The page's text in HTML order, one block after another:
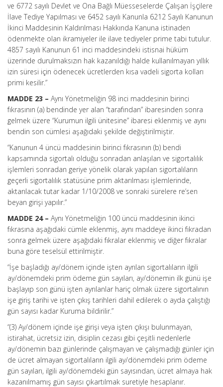
ve 6772 sayılı Devlet ve Ona Bağlı Müesseselerde Çalışan İşçilere
İlave Tediye Yapılması ve 6452 sayılı Kanunla 6212 Sayılı Kanunun
İkinci Maddesinin Kaldırılması Hakkında Kanuna istinaden
ödenmekte olan ikramiyeler ile ilave tediyeler prime tabi tutulur.
4857 sayılı Kanunun 61 inci maddesindeki istisnai hüküm
üzerinde durulmaksızın hak kazanıldığı halde kullanılmayan yıllık
izin süresi için ödenecek ücretlerden kısa vadeli sigorta kolları
primi kesilir.”
MADDE 23 – Aynı Yönetmeliğin 98 inci maddesinin birinci
fıkrasının (a) bendinde yer alan “tarafından” ibaresinden sonra
gelmek üzere “Kurumun ilgili ünitesine” ibaresi eklenmiş ve aynı
bendin son cümlesi aşağıdaki şekilde değiştirilmiştir.
“Kanunun 4 üncü maddesinin birinci fıkrasının (b) bendi
kapsamında sigortalı olduğu sonradan anlaşılan ve sigortalılık
işlemleri sonradan geriye yönelik olarak yapılan sigortalıların
geçerli sigortalılık statüsüne prim aktarılması işlemlerinde,
aktarılacak tutar kadar 1/10/2008 ve sonraki sürelere re’sen
beyan girişi yapılır.”
MADDE 24 – Aynı Yönetmeliğin 100 üncü maddesinin ikinci
fıkrasına aşağıdaki cümle eklenmiş, aynı maddeye ikinci fıkradan
sonra gelmek üzere aşağıdaki fıkralar eklenmiş ve diğer fıkralar
buna göre teselsül ettirilmiştir.
“İşe başladığı ay/dönem içinde işten ayrılan sigortalıların ilgili
ay/dönemdeki prim ödeme gün sayıları, ay/dönemin ilk günü işe
başlayıp son günü işten ayrılanlar hariç olmak üzere sigortalının
işe giriş tarihi ve işten çıkış tarihleri dahil edilerek o ayda çalıştığı
gün sayısı kadar Kuruma bildirilir.”
“(3) Ay/dönem içinde işe girişi veya işten çıkışı bulunmayan,
istirahat, ücretsiz izin, disiplin cezası gibi çeşitli nedenlerle
ay/dönemin bazı günlerinde çalışmayan ve çalışmadığı günler için
de ücret almayan sigortalıların ilgili ay/dönemdeki prim ödeme
gün sayıları, ilgili ay/dönemdeki gün sayısından, ücret almaya hak
kazanılmamış gün sayısı çıkartılmak suretiyle hesaplanır.